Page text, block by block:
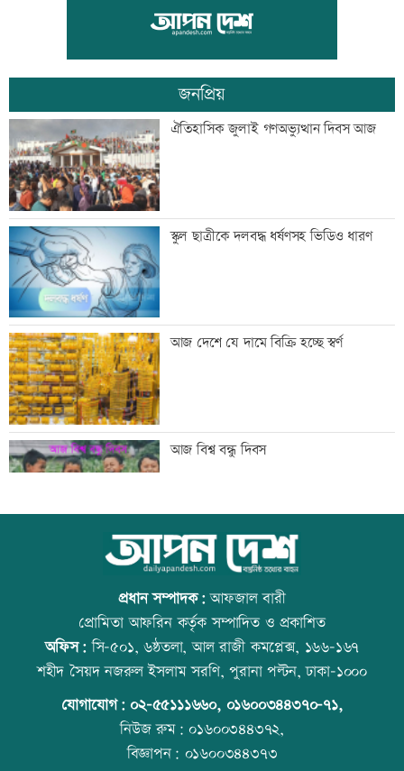
একদিনের ব্যবধানে বাড়ল স্বর্ণের দাম, ভরি
কত
নারী সহকর্মীর ঘর থেকে বস্ত্রহীন অবস্থায়
যুবদল নেতা আটক
ড্যাবের প্রতিষ্ঠাবার্ষিকীতে প্রধানমন্ত্রী
ট্রাম্পের বিলাসী ’বলরুম প্রকল্প’ আটকে
দিলেন আদালত
আগস্টে ফের টানা ৪ দিনের ছুটির সুযোগ
এসএসসির ফলাফল সোমবার, যে ৩ উপায়ে
জানবেন
দেশের ৬ অঞ্চলে ভারী বর্ষণের আভাস
সিন্ডিকেট ভেঙে কৃষকদের লাভ নিশ্চিত করা
জনপ্রিয়
ঐতিহাসিক জুলাই গণঅভ্যুত্থান দিবস আজ
স্কুল ছাত্রীকে দলবদ্ধ ধর্ষণসহ ভিডিও ধারণ
আজ দেশে যে দামে বিক্রি হচ্ছে স্বর্ণ
আজ বিশ্ব বন্ধু দিবস
উত্থান-পতনের বাজারে আজ স্বর্ণের ভরি কত
আজ স্বর্ণ-রুপা যে দামে বিক্রি হচ্ছে
প্রধান সম্পাদক:আফজাল বারী
প্রোমিতা আফরিন কর্তৃক সম্পাদিত ও প্রকাশিত
অফিস:সি-৫০১, ৬ষ্ঠতলা, আল রাজী কমপ্লেক্স, ১৬৬-১৬৭
শহীদ সৈয়দ নজরুল ইসলাম সরণি, পুরানা পল্টন, ঢাকা-১০০০
যোগাযোগ: ০২-৫৫১১১৬৬০, ০১৬০০৩৪৪৩৭০-৭১,
নিউজ রুম:০১৬০০৩৪৪৩৭২,
বিজ্ঞাপন: ০১৬০০৩৪৪৩৭৩